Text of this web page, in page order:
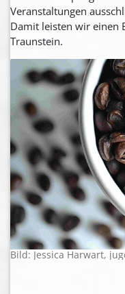
Veranstaltungen
Damit leisten wir einen
Traunstein.
Bild: Jessica Harwart,